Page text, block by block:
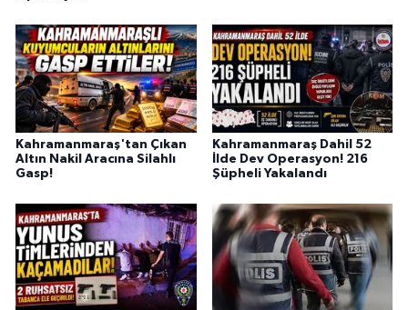
Kahramanmaraş'tan Çıkan
Altın Nakil Aracına Silahlı
Gasp!
Kahramanmaraş Dahil 52
İlde Dev Operasyon! 216
Şüpheli Yakalandı